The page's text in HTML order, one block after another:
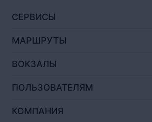
СЕРВИСЫ
МАРШРУТЫ
ВОКЗАЛЫ
ПОЛЬЗОВАТЕЛЯМ
КОМПАНИЯ